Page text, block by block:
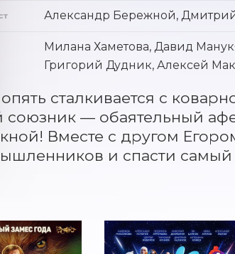
Александр Бережной,
Милана Хаметова, Давид
Григорий Дудник, Алексей
сталкивается с
союзник — обаятельный
Вместе с другом
и спасти самый